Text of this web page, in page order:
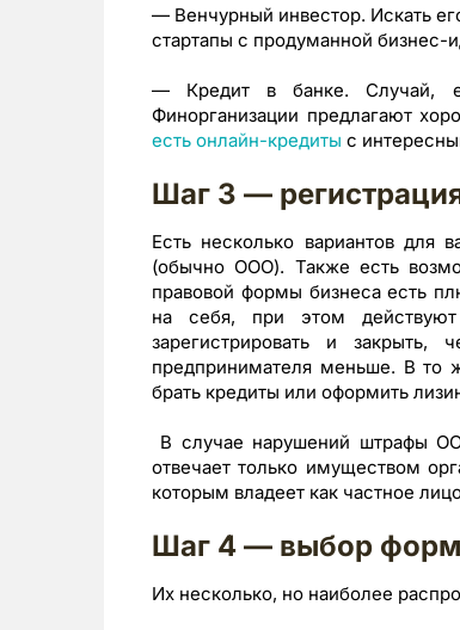
— Венчурный инвестор. Искать
стартапы с продуманной бизнес-
— Кредит в банке. Случай,
Финорганизации предлагают
есть онлайн-кредиты с
Шаг 3 —
Есть несколько вариантов
(обычно ООО). Также есть
правовой формы бизнеса есть
на себя, при этом
зарегистрировать и закрыть,
предпринимателя меньше. В то
брать кредиты или оформить
В случае нарушений штрафы
отвечает только имуществом
которым владеет как частное
Шаг 4 — выбор
Их несколько, но наиболее